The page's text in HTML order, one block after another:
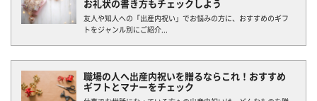
お礼状の書き方もチェックしよう
友人や知人への「出産内祝い」でお悩みの方に、おすすめのギフ
トをジャンル別にご紹介...
職場の人へ出産内祝いを贈るならこれ！おすすめ
ギフトとマナーをチェック